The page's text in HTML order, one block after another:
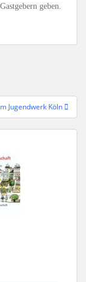
geben.
Jugendwerk Köln